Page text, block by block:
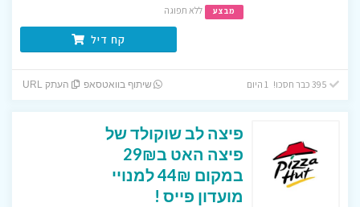
מבצע ללא תפוגה
קח דיל
שיתוף בוואטסאפ העתק URL
פיצה לב שוקולד של
פיצה האט ב29₪
במקום 44₪ למנויי
מועדון פייס !